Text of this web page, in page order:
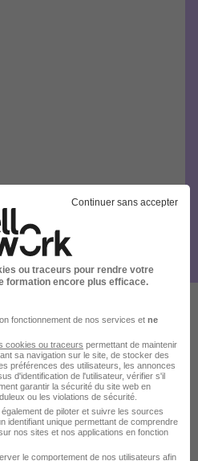
aussi
Continuer sans accepter
ou traceurs pour rendre votre
formation encore plus efficace.
fonctionnement de nos services et ne
cookies ou traceurs permettant de maintenir
sa navigation sur le site, de stocker des
préférences des utilisateurs, les annonces
d'identification de l'utilisateur, vérifier s'il
garantir la sécurité du site web en
ou les violations de sécurité.
de piloter et suivre les sources
identifiant unique permettant de comprendre
nos sites et nos applications en fonction
le comportement de nos utilisateurs afin